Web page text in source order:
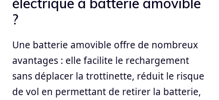
?
Une batterie amovible offre de nombreux
avantages : elle facilite le rechargement
sans déplacer la trottinette, réduit le risque
de vol en permettant de retirer la batterie,